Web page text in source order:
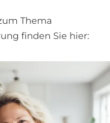
Thema
finden Sie hier: